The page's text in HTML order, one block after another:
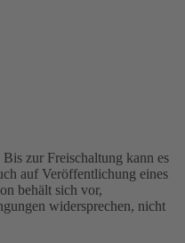
zur Freischaltung kann es
auf Veröffentlichung eines
behält sich vor,
widersprechen, nicht